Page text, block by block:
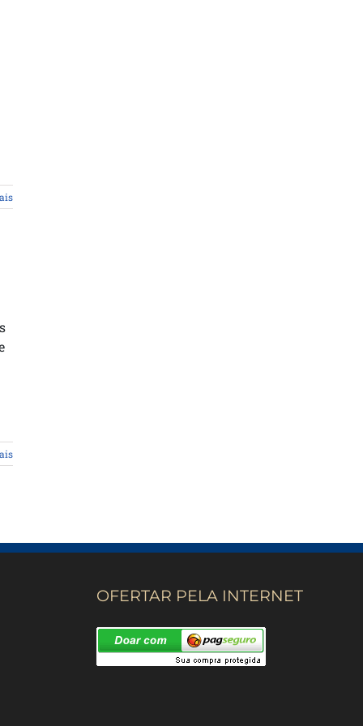
OFERTAR PELA INTERNET